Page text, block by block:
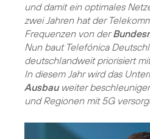
und damit ein optimales
zwei Jahren hat der
Frequenzen von der
Nun baut Telefónica
deutschlandweit priorisiert
In diesem Jahr wird das
Ausbauweiter
und Regionen mit 5G